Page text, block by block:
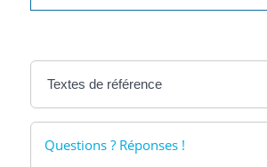
Textes de référence
Questions ? Réponses !